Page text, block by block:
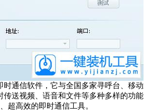
信软件，它与全国多家寻呼台、移动
传送视频、语音和文件等多种多样的功
超高效的即时通信工具。